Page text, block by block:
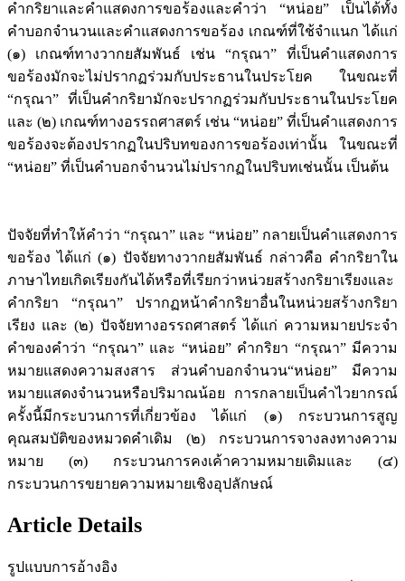
คำกริยาและคำแสดงการขอร้องและคำว่า “หน่อย” เป็นได้ทั้ง
คำบอกจำนวนและคำแสดงการขอร้อง เกณฑ์ที่ใช้จำแนก ได้แก่
(๑) เกณฑ์ทางวากยสัมพันธ์ เช่น “กรุณา” ที่เป็นคำแสดงการ
ขอร้องมักจะไม่ปรากฏร่วมกับประธานในประโยค ในขณะที่
“กรุณา” ที่เป็นคำกริยามักจะปรากฏร่วมกับประธานในประโยค
และ (๒) เกณฑ์ทางอรรถศาสตร์ เช่น “หน่อย” ที่เป็นคำแสดงการ
ขอร้องจะต้องปรากฏในปริบทของการขอร้องเท่านั้น ในขณะที่
“หน่อย” ที่เป็นคำบอกจำนวนไม่ปรากฏในปริบทเช่นนั้น เป็นต้น
ปัจจัยที่ทำให้คำว่า “กรุณา” และ “หน่อย” กลายเป็นคำแสดงการ
ขอร้อง ได้แก่ (๑) ปัจจัยทางวากยสัมพันธ์ กล่าวคือ คำกริยาใน
ภาษาไทยเกิดเรียงกันได้หรือที่เรียกว่าหน่วยสร้างกริยาเรียงและ
คำกริยา “กรุณา” ปรากฏหน้าคำกริยาอื่นในหน่วยสร้างกริยา
เรียง และ (๒) ปัจจัยทางอรรถศาสตร์ ได้แก่ ความหมายประจำ
คำของคำว่า “กรุณา” และ “หน่อย” คำกริยา “กรุณา” มีความ
หมายแสดงความสงสาร ส่วนคำบอกจำนวน“หน่อย” มีความ
หมายแสดงจำนวนหรือปริมาณน้อย การกลายเป็นคำไวยากรณ์
ครั้งนี้มีกระบวนการที่เกี่ยวข้อง ได้แก่ (๑) กระบวนการสูญ
คุณสมบัติของหมวดคำเดิม (๒) กระบวนการจางลงทางความ
หมาย (๓) กระบวนการคงเค้าความหมายเดิมและ (๔)
กระบวนการขยายความหมายเชิงอุปลักษณ์
Article Details
รูปแบบการอ้างอิง